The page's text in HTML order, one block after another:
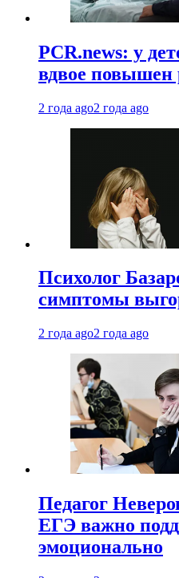
PCR.news: у
вдвое повышен
2 года ago2 года ago
Психолог
симптомы
2 года ago2 года ago
Педагог
ЕГЭ важно
эмоционально